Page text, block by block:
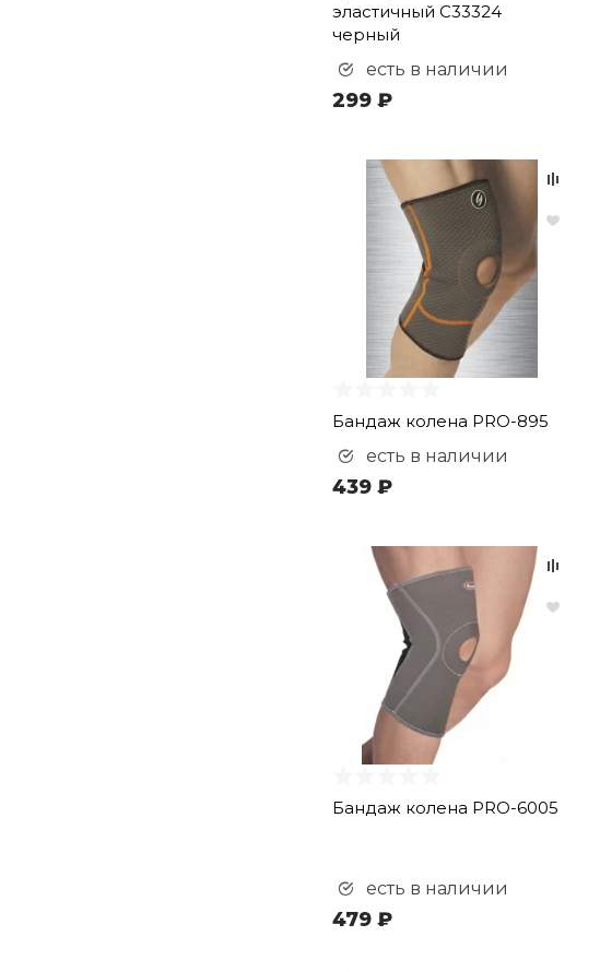
эластичный C33324
черный
есть в наличии
299 ₽
Бандаж колена PRO-895
есть в наличии
439 ₽
Бандаж колена PRO-6005
есть в наличии
479 ₽